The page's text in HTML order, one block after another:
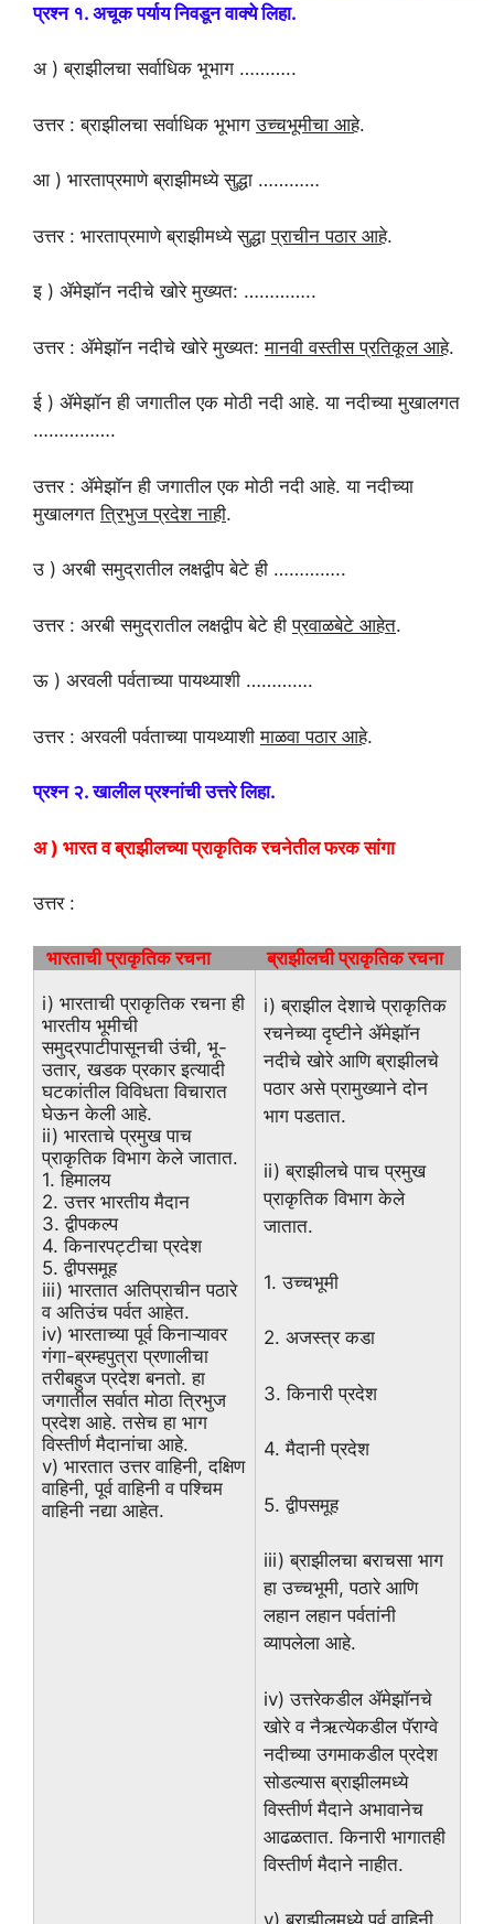
प्रश्न १. अचूक पर्याय निवडून वाक्ये लिहा.
अ ) ब्राझीलचा सर्वाधिक भूभाग ………..
उत्तर : ब्राझीलचा सर्वाधिक भूभागउच्चभूमीचा आहे.
आ ) भारताप्रमाणे ब्राझीमध्ये सुद्धा …………
उत्तर : भारताप्रमाणे ब्राझीमध्ये सुद्धाप्राचीन पठार आहे.
इ ) ॲमेझाॅन नदीचे खोरे मुख्यत: …………..
उत्तर : ॲमेझाॅन नदीचे खोरे मुख्यत:मानवी वस्तीस प्रतिकूल आहे.
ई ) ॲमेझाॅन ही जगातील एक मोठी नदी आहे. या नदीच्या मुखालगत
…………….
उत्तर : ॲमेझाॅन ही जगातील एक मोठी नदी आहे. या नदीच्या
मुखालगतत्रिभुज प्रदेश नाही.
उ ) अरबी समुद्रातील लक्षद्वीप बेटे ही …………..
उत्तर : अरबी समुद्रातील लक्षद्वीप बेटे हीप्रवाळबेटे आहेत.
ऊ ) अरवली पर्वताच्या पायथ्याशी ………….
उत्तर : अरवली पर्वताच्या पायथ्याशीमाळवा पठार आहे.
प्रश्न २. खालील प्रश्नांची उत्तरे लिहा.
अ ) भारत व ब्राझीलच्या प्राकृतिक रचनेतील फरक सांगा
उत्तर :
भारताची प्राकृतिक रचना ब्राझीलची प्राकृतिक रचना
i) भारताची प्राकृतिक रचना ही
भारतीय भूमीची
समुद्रपाटीपासूनची उंची, भू-
उतार, खडक प्रकार इत्यादी
घटकांतील विविधता विचारात
घेऊन केली आहे.
ii) भारताचे प्रमुख पाच
प्राकृतिक विभाग केले जातात.
1. हिमालय
2. उत्तर भारतीय मैदान
3. द्वीपकल्प
4. किनारपट्टीचा प्रदेश
5. द्वीपसमूह
iii) भारतात अतिप्राचीन पठारे
व अतिउंच पर्वत आहेत.
iv) भारताच्या पूर्व किनाऱ्यावर
गंगा-ब्रम्हपुत्रा प्रणालीचा
तरीबहुज प्रदेश बनतो. हा
जगातील सर्वात मोठा त्रिभुज
प्रदेश आहे. तसेच हा भाग
विस्तीर्ण मैदानांचा आहे.
v) भारतात उत्तर वाहिनी, दक्षिण
वाहिनी, पूर्व वाहिनी व पश्चिम
वाहिनी नद्या आहेत.
i) ब्राझील देशाचे प्राकृतिक
रचनेच्या दृष्टीने ॲमेझाॅन
नदीचे खोरे आणि ब्राझीलचे
पठार असे प्रामुख्याने दोन
भाग पडतात.
ii) ब्राझीलचे पाच प्रमुख
प्राकृतिक विभाग केले
जातात.
1. उच्चभूमी
2. अजस्त्र कडा
3. किनारी प्रदेश
4. मैदानी प्रदेश
5. द्वीपसमूह
iii) ब्राझीलचा बराचसा भाग
हा उच्चभूमी, पठारे आणि
लहान लहान पर्वतांनी
व्यापलेला आहे.
iv) उत्तरेकडील ॲमेझाॅनचे
खोरे व नैऋत्येकडील पॅराग्वे
नदीच्या उगमाकडील प्रदेश
सोडल्यास ब्राझीलमध्ये
विस्तीर्ण मैदाने अभावानेच
आढळतात. किनारी भागातही
विस्तीर्ण मैदाने नाहीत.